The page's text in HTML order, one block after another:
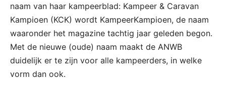
naam van haar kampeerblad: Kampeer & Caravan
Kampioen (KCK) wordt KampeerKampioen, de naam
waaronder het magazine tachtig jaar geleden begon.
Met de nieuwe (oude) naam maakt de ANWB
duidelijk er te zijn voor alle kampeerders, in welke
vorm dan ook.